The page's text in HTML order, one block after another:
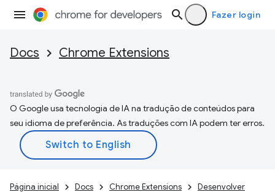
Fazer login
Docs Chrome Extensions
O Google usa tecnologia de IA na tradução de conteúdos para
seu idioma de preferência. As traduções com IA podem ter erros.
Página inicial Docs Chrome Extensions Desenvolver